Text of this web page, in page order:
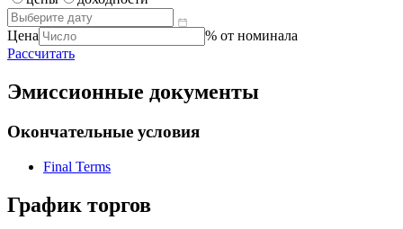
Цена
% от номинала
Рассчитать
Эмиссионные документы
Окончательные условия
Final Terms
График торгов